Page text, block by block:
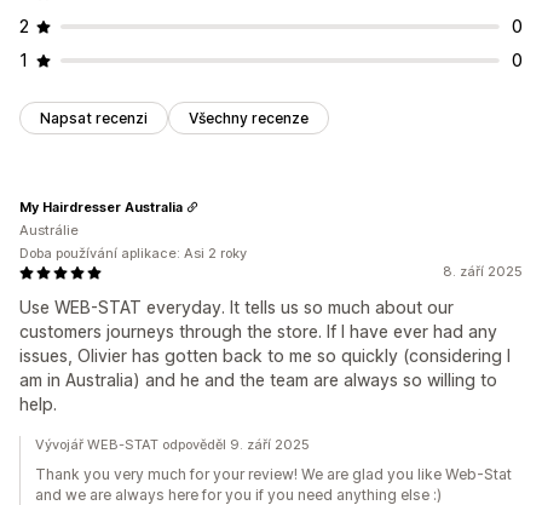
2
0
1
0
Napsat recenzi Všechny recenze
8. září 2025
Use WEB-STAT everyday. It tells us so much about our
customers journeys through the store. If I have ever had any
issues, Olivier has gotten back to me so quickly (considering I
am in Australia) and he and the team are always so willing to
help.
My Hairdresser Australia
Austrálie
Doba používání aplikace: Asi 2 roky
Vývojář WEB-STAT odpověděl 9. září 2025
Thank you very much for your review! We are glad you like Web-Stat
and we are always here for you if you need anything else :)